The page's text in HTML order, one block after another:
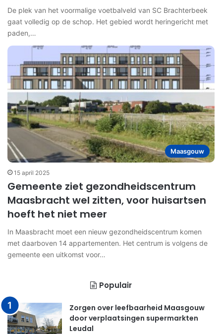
De plek van het voormalige voetbalveld van SC Brachterbeek
gaat volledig op de schop. Het gebied wordt heringericht met
paden,…
Maasgouw
15 april 2025
Gemeente ziet gezondheidscentrum
Maasbracht wel zitten, voor huisartsen
hoeft het niet meer
In Maasbracht moet een nieuw gezondheidscentrum komen
met daarboven 14 appartementen. Het centrum is volgens de
gemeente een uitkomst voor…
Populair
Zorgen over leefbaarheid Maasgouw
door verplaatsingen supermarkten
Leudal